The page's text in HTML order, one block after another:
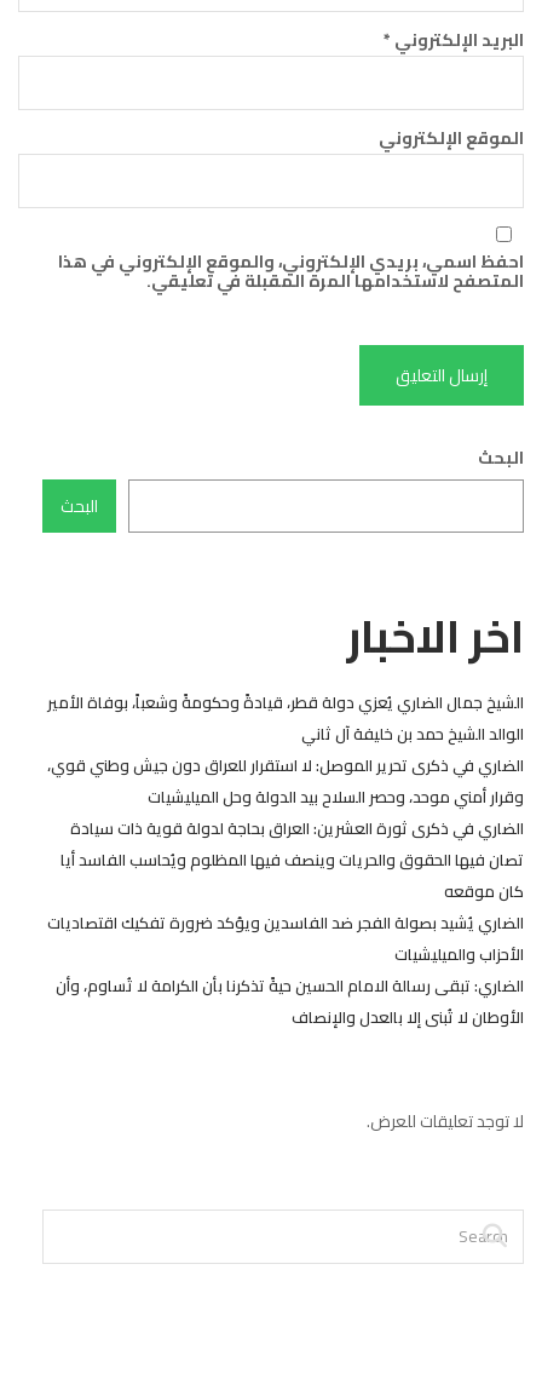
البريد الإلكتروني*
الموقع الإلكتروني
احفظ اسمي، بريدي الإلكتروني، والموقع الإلكتروني في هذا
المتصفح لاستخدامها المرة المقبلة في تعليقي.
البحث
البحث
اخر الاخبار
الشيخ جمال الضاري يُعزي دولة قطر، قيادةً وحكومةً وشعباً، بوفاة الأمير
الوالد الشيخ حمد بن خليفة آل ثاني
الضاري في ذكرى تحرير الموصل: لا استقرار للعراق دون جيش وطني قوي،
وقرار أمني موحد، وحصر السلاح بيد الدولة وحل الميليشيات
الضاري في ذكرى ثورة العشرين: العراق بحاجة لدولة قوية ذات سيادة
تصان فيها الحقوق والحريات وينصف فيها المظلوم ويُحاسب الفاسد أيا
كان موقعه
الضاري يُشيد بصولة الفجر ضد الفاسدين ويؤكد ضرورة تفكيك اقتصاديات
الأحزاب والميليشيات
الضاري: تبقى رسالة الامام الحسين حيةً تذكرنا بأن الكرامة لا تُساوم، وأن
الأوطان لا تُبنى إلا بالعدل والإنصاف
لا توجد تعليقات للعرض.